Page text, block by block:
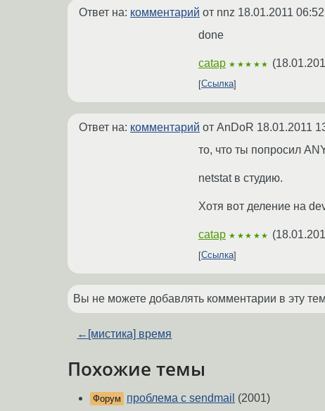
Ответ на: комментарий от nnz 18.01.2011
done
catap ★★★★★ (
Ссылка
Ответ на: комментарий от AnDoR 18.01.2011
то, что ты попросил
netstat в студию.
Хотя вот деление на
catap ★★★★★ (
Ссылка
Вы не можете добавлять комментарии в эту
← [мистика] время
Похожие темы
Форум проблема с sendmail (2001)